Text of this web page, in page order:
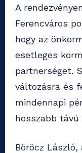
A
Ferencváros
hogy az
esetleges
partnerséget.
változásra és
mindennapi
hosszabb
Böröcz